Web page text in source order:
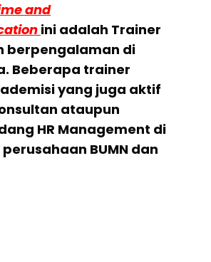
and
ini adalah Trainer
berpengalaman di
Beberapa trainer
yang juga aktif
ataupun
HR Management di
BUMN dan